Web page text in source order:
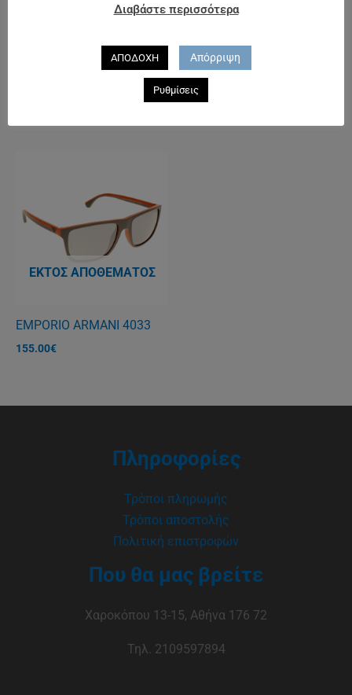
ΕΚΤΌΣ ΑΠΟΘΈΜΑΤΟΣ
EMPORIO ARMANI 4033
155.00€
Πληροφορίες
Τρόποι πληρωμής
Τρόποι αποστολής
Πολιτική επιστροφών
Που θα μας βρείτε
Χαροκόπου 13-15, Αθήνα 176 72
Τηλ. 2109597894
Διαβάστε περισσότερα
ΑΠΟΔΟΧΗ Απόρριψη
Ρυθμίσεις